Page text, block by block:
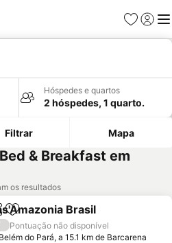
Favoritos
Iniciar
Hóspedes e quartos
2 hóspedes, 1 quarto.
Filtrar Mapa
& Breakfast em
os resultados
Adicionar aos favoritos
Brasil
Pontuação não disponível
Belém do Pará, a 15.1 km de Barcarena